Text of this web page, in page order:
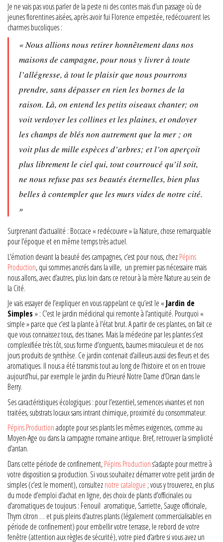
Je ne vais pas vous parler de la peste ni des contes mais d’un passage où de
jeunes florentines aisées, après avoir fui Florence empestée, redécouvrent les
charmes bucoliques :
« Nous allions nous retirer honnêtement dans nos
maisons de campagne, pour nous y livrer à toute
l’allégresse, à tout le plaisir que nous pourrons
prendre, sans dépasser en rien les bornes de la
raison. Là, on entend les petits oiseaux chanter; on
voit verdoyer les collines et les plaines, et ondoyer
les champs de blés non autrement que la mer ; on
voit plus de mille espèces d’arbres; et l’on aperçoit
plus librement le ciel qui, tout courroucé qu’il soit,
ne nous refuse pas ses beautés éternelles, bien plus
belles à contempler que les murs vides de notre cité.
»
Surprenant d’actualité : Boccace « redécouvre » la Nature, chose remarquable
pour l’époque et en même temps très actuel.
L’émotion devant la beauté des campagnes, c’est pour nous, chezPépins
Production, qui sommes ancrés dans la ville, un premier pas nécessaire mais
nous allons, avec d’autres, plus loin dans ce retour à la mère Nature au sein de
la Cité.
Je vais essayer de l’expliquer en vous rappelant ce qu’est le « Jardin de
Simples » : C’est le jardin médicinal qui remonte à l’antiquité. Pourquoi «
simple » parce que c’est la plante à l’état brut. A partir de ces plantes, on fait ce
que vous connaissez tous, des tisanes. Mais la médecine par les plantes s’est
complexifiée très tôt, sous forme d’onguents, baumes miraculeux et de nos
jours produits de synthèse. Ce jardin contenait d’ailleurs aussi des fleurs et des
aromatiques. Il nous a été transmis tout au long de l’histoire et on en trouve
aujourd’hui, par exemple le jardin du Prieuré Notre Dame d’Orsan dans le
Berry.
Ses caractéristiques écologiques : pour l’essentiel, semences vivantes et non
traitées, substrats locaux sans intrant chimique, proximité du consommateur.
Pépins Productionadopte pour ses plants les mêmes exigences, comme au
Moyen-Age ou dans la campagne romaine antique. Bref, retrouver la simplicité
d’antan.
Dans cette période de confinement,Pépins Productions’adapte pour mettre à
votre disposition sa production. Si vous souhaitez démarrer votre petit jardin de
simples (c’est le moment), consulteznotre catalogue ; vous y trouverez, en plus
du mode d’emploi d’achat en ligne, des choix de plants d’officinales ou
d’aromatiques de toujours : Fenouil aromatique, Sarriette, Sauge officinale,
Thym citron … et puis pleins d’autres plants (légalement commercialisables en
période de confinement) pour embellir votre terrasse, le rebord de votre
fenêtre (attention aux règles de sécurité), votre pied d’arbre si vous avez un